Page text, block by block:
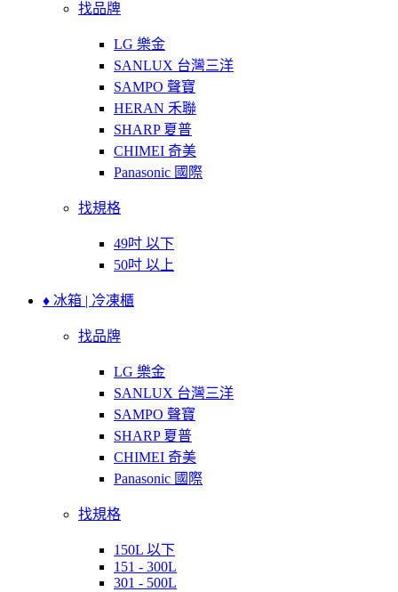
找品牌
LG 樂金
SANLUX 台灣三洋
SAMPO 聲寶
HERAN 禾聯
SHARP 夏普
CHIMEI 奇美
Panasonic 國際
找規格
49吋 以下
50吋 以上
♦ 冰箱 | 冷凍櫃
找品牌
LG 樂金
SANLUX 台灣三洋
SAMPO 聲寶
SHARP 夏普
CHIMEI 奇美
Panasonic 國際
找規格
150L 以下
151 - 300L
301 - 500L